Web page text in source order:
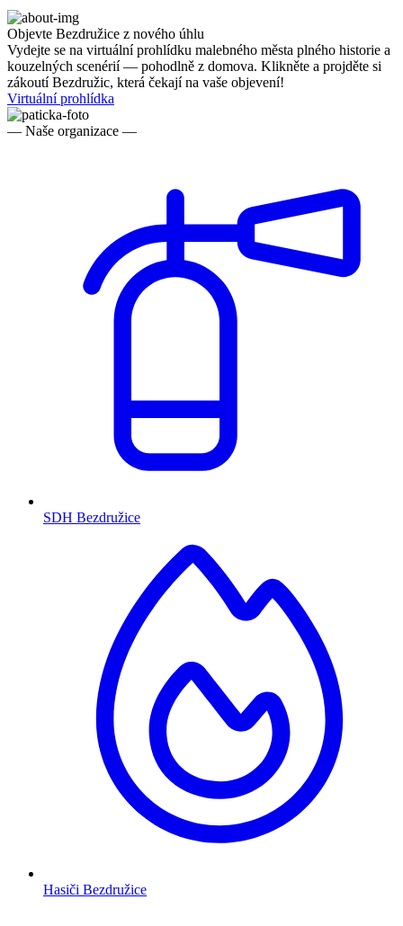
Objevte Bezdružice z nového úhlu
Vydejte se na virtuální prohlídku malebného města plného historie a
kouzelných scenérií — pohodlně z domova. Klikněte a projděte si
zákoutí Bezdružic, která čekají na vaše objevení!
Virtuální prohlídka
— Naše organizace —
SDH Bezdružice
Hasiči Bezdružice